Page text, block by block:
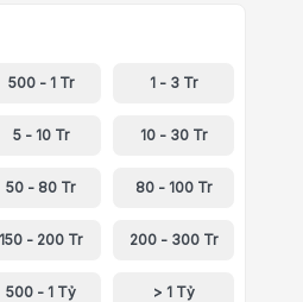
500 - 1 Tr 1 - 3 Tr
5 - 10 Tr 10 - 30 Tr
50 - 80 Tr 80 - 100 Tr
150 - 200 Tr 200 - 300 Tr
500 - 1 Tỷ > 1 Tỷ